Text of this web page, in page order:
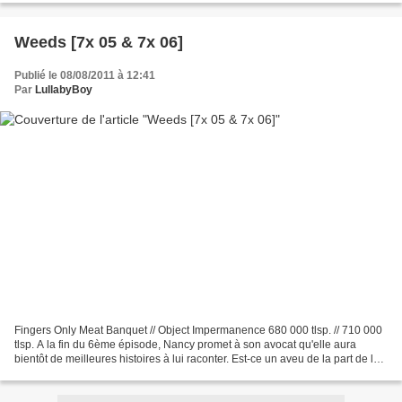
Weeds [7x 05 & 7x 06]
Publié le 08/08/2011 à 12:41
Par LullabyBoy
Fingers Only Meat Banquet // Object Impermanence 680 000 tlsp. // 710 000
tlsp. A la fin du 6ème épisode, Nancy promet à son avocat qu'elle aura
bientôt de meilleures histoires à lui raconter. Est-ce un aveu de la part de la